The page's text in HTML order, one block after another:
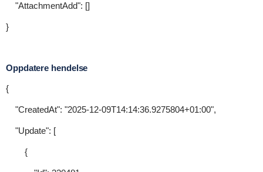
"AttachmentAdd": []
}
Oppdatere hendelse
{
"CreatedAt": "2025-12-09T14:14:36.9275804+01:00",
"Update": [
{